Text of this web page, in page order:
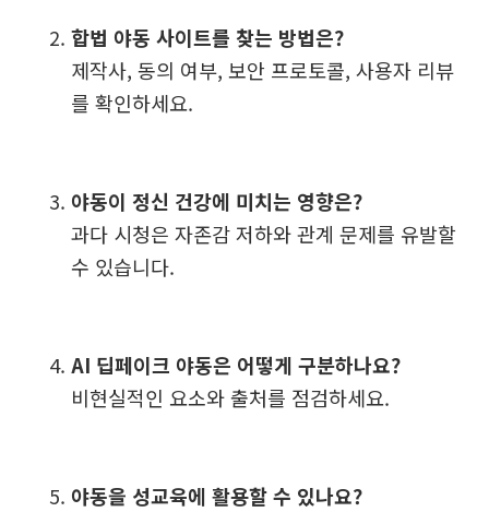
합법 야동 사이트를 찾는 방법은?
제작사, 동의 여부, 보안 프로토콜, 사용자 리뷰
를 확인하세요.
야동이 정신 건강에 미치는 영향은?
과다 시청은 자존감 저하와 관계 문제를 유발할
수 있습니다.
AI 딥페이크 야동은 어떻게 구분하나요?
비현실적인 요소와 출처를 점검하세요.
야동을 성교육에 활용할 수 있나요?